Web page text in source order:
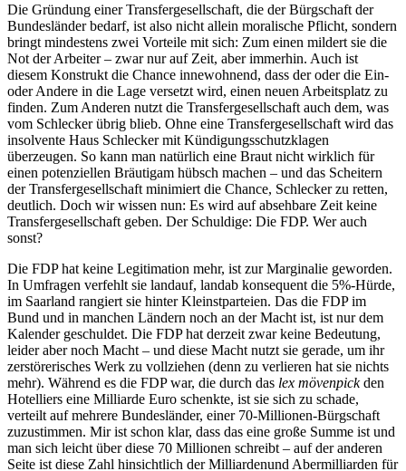
Die Gründung einer Transfergesellschaft, die der Bürgschaft der
Bundesländer bedarf, ist also nicht allein moralische Pflicht, sondern
bringt mindestens zwei Vorteile mit sich: Zum einen mildert sie die
Not der Arbeiter – zwar nur auf Zeit, aber immerhin. Auch ist
diesem Konstrukt die Chance innewohnend, dass der oder die Ein-
oder Andere in die Lage versetzt wird, einen neuen Arbeitsplatz zu
finden. Zum Anderen nutzt die Transfergesellschaft auch dem, was
vom Schlecker übrig blieb. Ohne eine Transfergesellschaft wird das
insolvente Haus Schlecker mit Kündigungsschutzklagen
überzeugen. So kann man natürlich eine Braut nicht wirklich für
einen potenziellen Bräutigam hübsch machen – und das Scheitern
der Transfergesellschaft minimiert die Chance, Schlecker zu retten,
deutlich. Doch wir wissen nun: Es wird auf absehbare Zeit keine
Transfergesellschaft geben. Der Schuldige: Die FDP. Wer auch
sonst?
Die FDP hat keine Legitimation mehr, ist zur Marginalie geworden.
In Umfragen verfehlt sie landauf, landab konsequent die 5%-Hürde,
im Saarland rangiert sie hinter Kleinstparteien. Das die FDP im
Bund und in manchen Ländern noch an der Macht ist, ist nur dem
Kalender geschuldet. Die FDP hat derzeit zwar keine Bedeutung,
leider aber noch Macht – und diese Macht nutzt sie gerade, um ihr
zerstörerisches Werk zu vollziehen (denn zu verlieren hat sie nichts
mehr). Während es die FDP war, die durch das lex mövenpickden
Hotelliers eine Milliarde Euro schenkte, ist sie sich zu schade,
verteilt auf mehrere Bundesländer, einer 70-Millionen-Bürgschaft
zuzustimmen. Mir ist schon klar, dass das eine große Summe ist und
man sich leicht über diese 70 Millionen schreibt – auf der anderen
Seite ist diese Zahl hinsichtlich der Milliardenund Abermilliarden für